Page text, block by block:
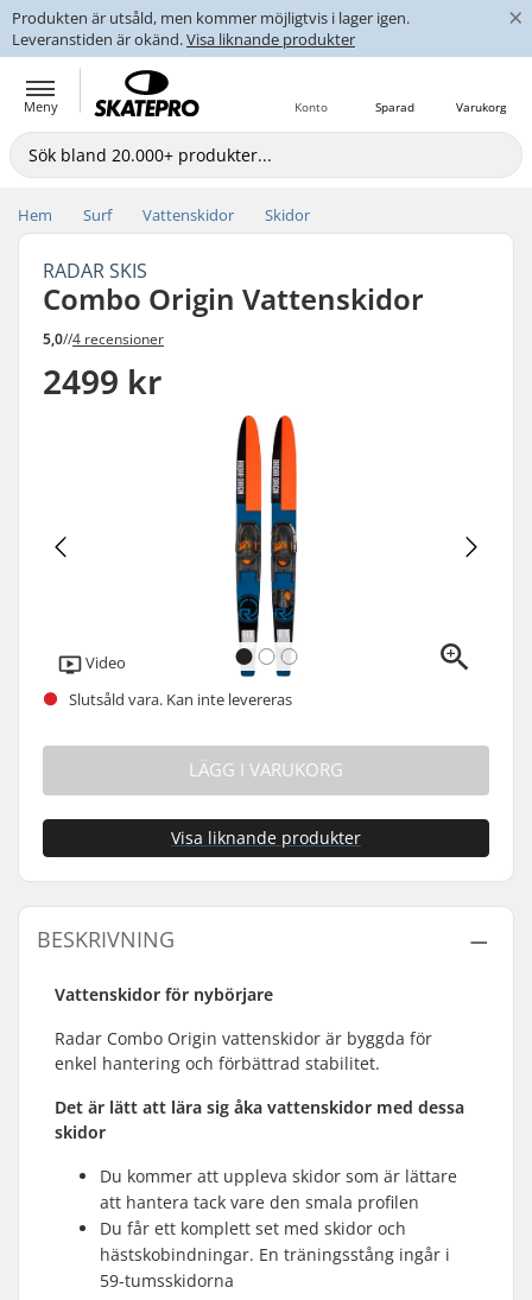
Produkten är utsåld, men kommer möjligtvis i lager igen.
Leveranstiden är okänd.Visa liknande produkter
×
Meny Varukorg
Sparad
Konto
Hem Surf Vattenskidor Skidor
RADAR SKIS
Combo Origin Vattenskidor
5,0//4 recensioner
2499 kr
Video
Slutsåld vara. Kan inte levereras
LÄGG I VARUKORG
Visa liknande produkter
BESKRIVNING
Vattenskidor för nybörjare
Radar Combo Origin vattenskidor är byggda för
enkel hantering och förbättrad stabilitet.
Det är lätt att lära sig åka vattenskidor med dessa
skidor
Du kommer att uppleva skidor som är lättare
att hantera tack vare den smala profilen
Du får ett komplett set med skidor och
hästskobindningar. En träningsstång ingår i
59-tumsskidorna